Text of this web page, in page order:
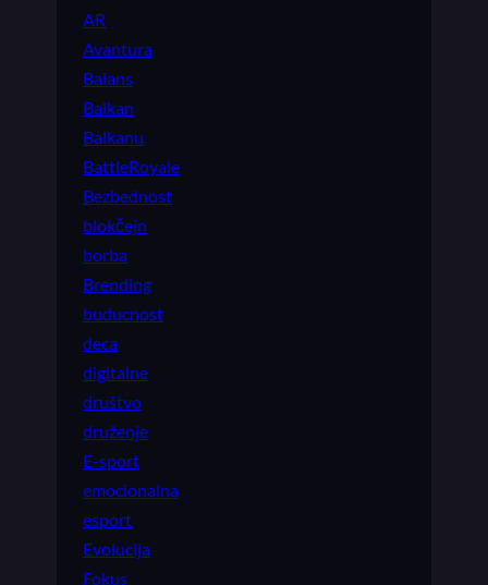
AR
Avantura
Balans
Balkan
Balkanu
BattleRoyale
Bezbednost
blokčejn
borba
Brending
buducnost
deca
digitalne
društvo
druženje
E-sport
emocionalna
esport
Evolucija
Fokus